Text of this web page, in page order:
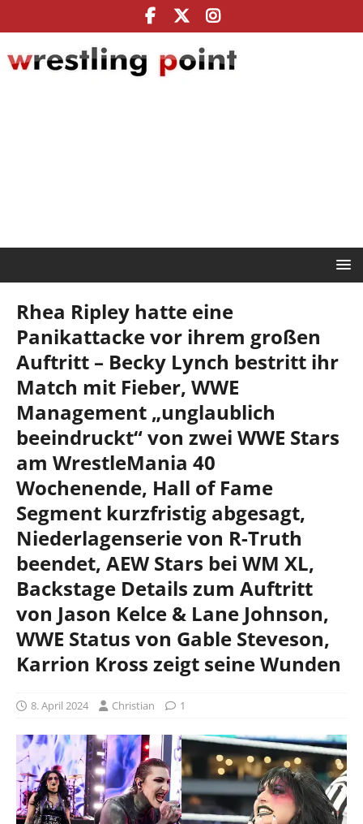
Rhea Ripley hatte eine
Panikattacke vor ihrem großen
Auftritt – Becky Lynch bestritt ihr
Match mit Fieber, WWE
Management „unglaublich
beeindruckt“ von zwei WWE Stars
am WrestleMania 40
Wochenende, Hall of Fame
Segment kurzfristig abgesagt,
Niederlagenserie von R-Truth
beendet, AEW Stars bei WM XL,
Backstage Details zum Auftritt
von Jason Kelce & Lane Johnson,
WWE Status von Gable Steveson,
Karrion Kross zeigt seine Wunden
8. April 2024 Christian 1